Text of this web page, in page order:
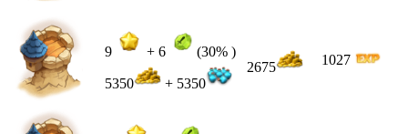
9 + 6 (30% )
5350 + 5350
2675 1027